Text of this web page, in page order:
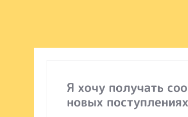
Я хочу получать
новых поступлениях